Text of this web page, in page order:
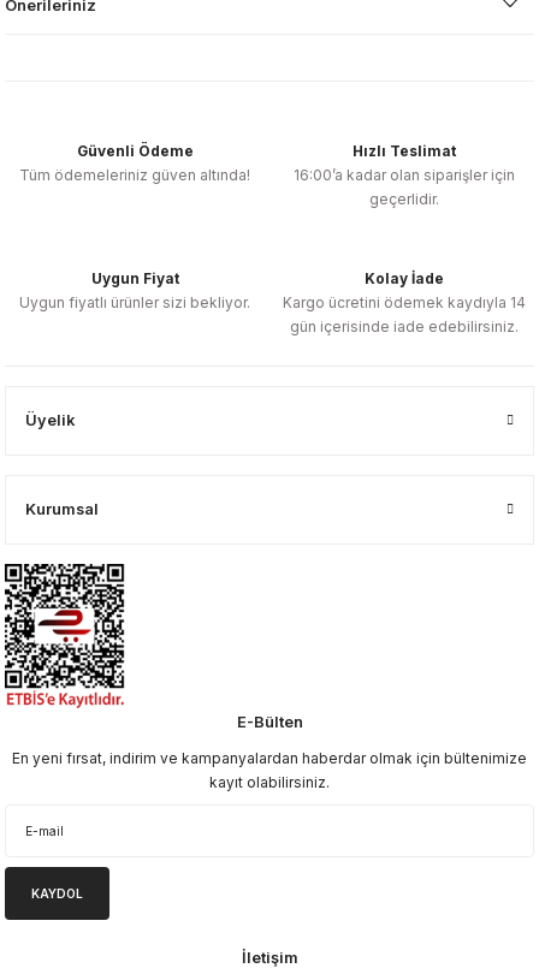
Önerileriniz
Güvenli Ödeme
Tüm ödemeleriniz güven altında!
Hızlı Teslimat
16:00’a kadar olan siparişler için
geçerlidir.
Uygun Fiyat
Uygun fiyatlı ürünler sizi bekliyor.
Kolay İade
Kargo ücretini ödemek kaydıyla 14
gün içerisinde iade edebilirsiniz.
Üyelik
Kurumsal
E-Bülten
En yeni fırsat, indirim ve kampanyalardan haberdar olmak için bültenimize
kayıt olabilirsiniz.
KAYDOL
İletişim